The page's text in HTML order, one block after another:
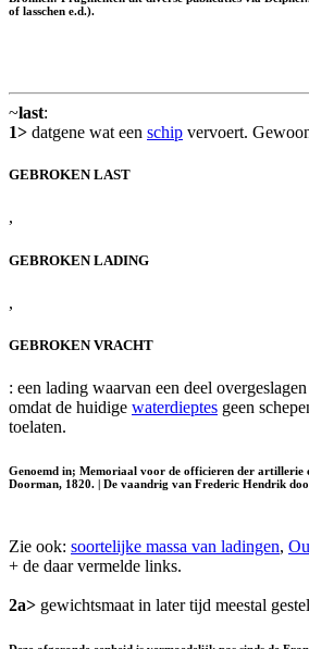
of lasschen e.d.).
~last:
1> datgene wat een schip vervoert.
GEBROKEN LAST
,
GEBROKEN LADING
,
GEBROKEN VRACHT
: een lading waarvan een deel
omdat de huidige waterdieptes geen
toelaten.
Genoemd in; Memoriaal voor de officieren der artillerie
Doorman, 1820. | De vaandrig van Frederic Hendrik
Zie ook: soortelijke massa van ladingen,
+ de daar vermelde links.
2a> gewichtsmaat in later tijd meestal